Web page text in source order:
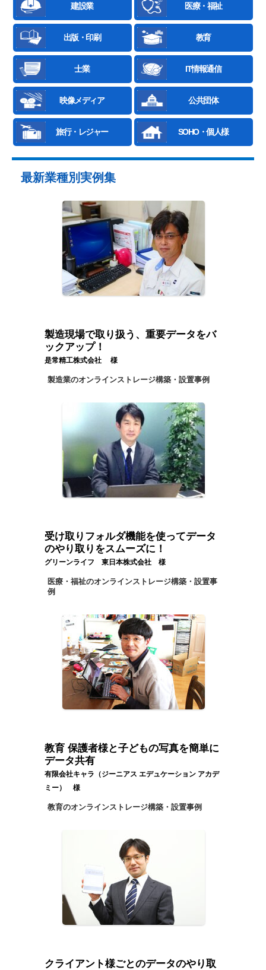
建設業 医療・福祉
出版・印刷 教育
士業 IT情報通信
映像メディア 公共団体
旅行・レジャー SOHO・個人様
最新業種別実例集
製造現場で取り扱う、重要データをバ
ックアップ！
是常精工株式会社 様
製造業のオンラインストレージ構築・設置事例
受け取りフォルダ機能を使ってデータ
のやり取りをスムーズに！
グリーンライフ 東日本株式会社 様
医療・福祉のオンラインストレージ構築・設置事
例
教育 保護者様と子どもの写真を簡単に
データ共有
有限会社キャラ（ジーニアス エデュケーション アカデ
ミー） 様
教育のオンラインストレージ構築・設置事例
クライアント様ごとのデータのやり取